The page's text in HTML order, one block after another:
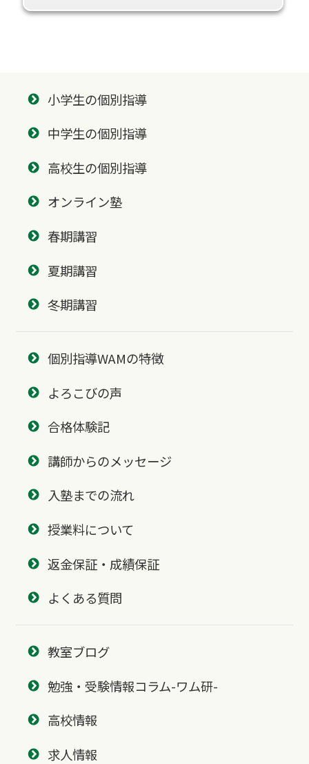
小学生の個別指導
中学生の個別指導
高校生の個別指導
オンライン塾
春期講習
夏期講習
冬期講習
個別指導WAMの特徴
よろこびの声
合格体験記
講師からのメッセージ
入塾までの流れ
授業料について
返金保証・成績保証
よくある質問
教室ブログ
勉強・受験情報コラム-ワム研-
高校情報
求人情報